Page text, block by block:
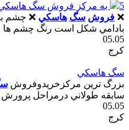
5
به مرکز فروش سگ هاسکي
❌ فروش سگ هاسکي ❌ چشم
بادامي شکل است رنگ چشم ها
05.05
کرج
سگ هاسکي
بزرگ ترين مرکزخريدوفروش
سابقه طولاني درمراحل پرورش
05.05
کرج